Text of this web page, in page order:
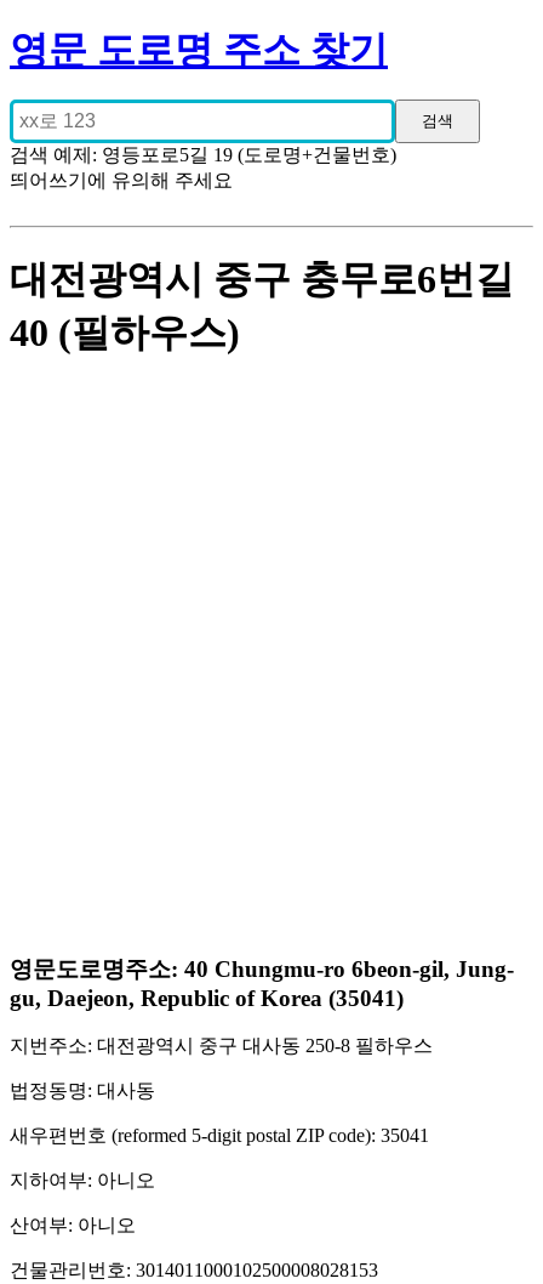
영문 도로명 주소 찾기
검색 예제: 영등포로5길 19 (도로명+건물번호)
띄어쓰기에 유의해 주세요
대전광역시 중구 충무로6번길
40 (필하우스)
영문도로명주소: 40 Chungmu-ro 6beon-gil, Jung-
gu, Daejeon, Republic of Korea (35041)
지번주소: 대전광역시 중구 대사동 250-8 필하우스
법정동명: 대사동
새우편번호 (reformed 5-digit postal ZIP code): 35041
지하여부: 아니오
산여부: 아니오
건물관리번호: 3014011000102500008028153